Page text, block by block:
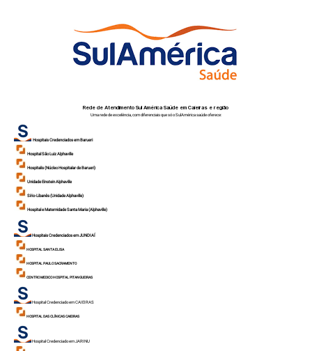
Rede de Atendimento Sul América Saúde em Caieiras e região
Uma rede de excelência, com diferenciais que só o SulAmérica saúde oferece:
Hospitais Credenciados em Barueri
Hospital São Luiz Alphaville
Hospitalis (Núcleo Hospitalar de Barueri)
Unidade Einstein Alphaville
Sírio-Libanês (Unidade Alphaville)
Hospital e Maternidade Santa Maria (Alphaville)
Hospitais Credenciados em JUNDIAÍ
HOSPITAL SANTA ELISA
HOSPITAL PAULO SACRAMENTO
CENTRO MEDICO HOSPITAL PITANGUEIRAS
Hospital Credenciado em CAIEIRAS
HOSPITAL DAS CLÍNICAS CAIEIRAS
Hospital Credenciado em JARINU